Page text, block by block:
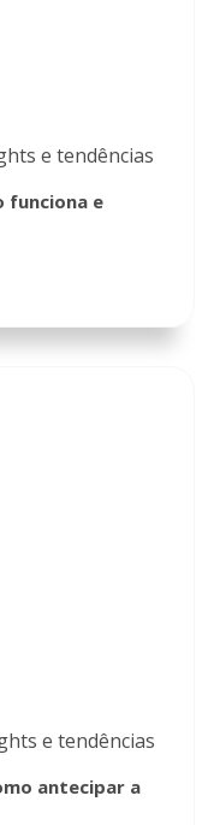
e tendências
funciona e
e tendências
antecipar a